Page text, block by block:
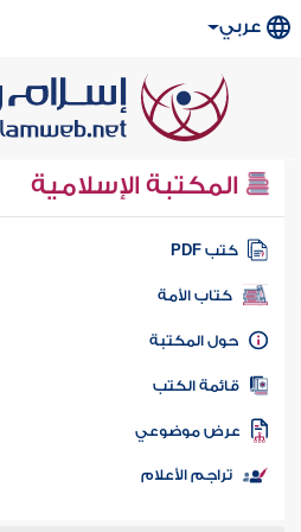
عربي
المكتبة الإسلامية
كتب PDF
كتاب الأمة
المكتبة
الكتب
موضوعي